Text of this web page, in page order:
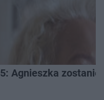
Agnieszka